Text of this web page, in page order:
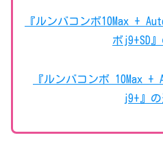
『ルンバコンボ10Max +
ボj9+SD
『ルンバコンボ 10Max +
j9+』